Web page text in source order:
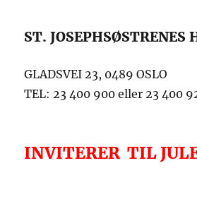
ST. JOSEPHSØSTRENES
GLADSVEI 23, 0489 OSLO
TEL: 23 400 900 eller 23 400
INVITERER TIL